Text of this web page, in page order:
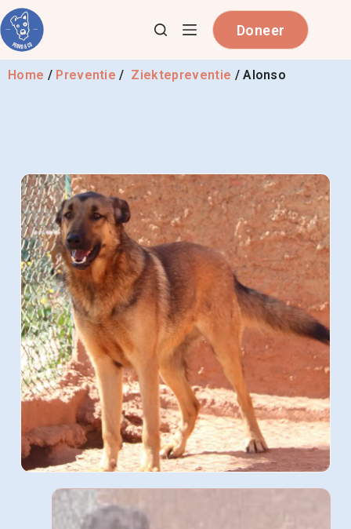
Doneer
Home / Preventie / Ziektepreventie /Alonso